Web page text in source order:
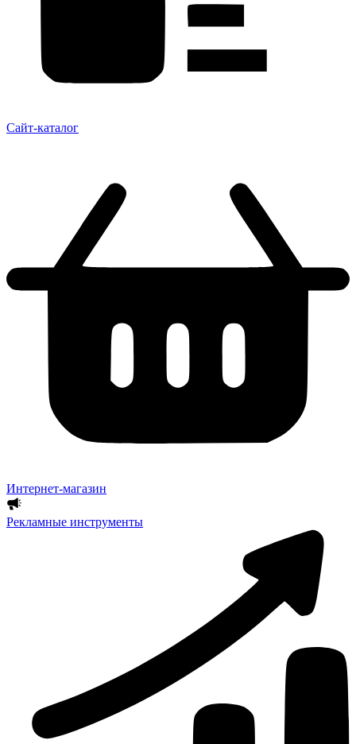
Сайт-каталог
Интернет-магазин
Рекламные инструменты